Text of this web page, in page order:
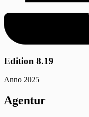
Edition 8.19
Anno 2025
Agentur